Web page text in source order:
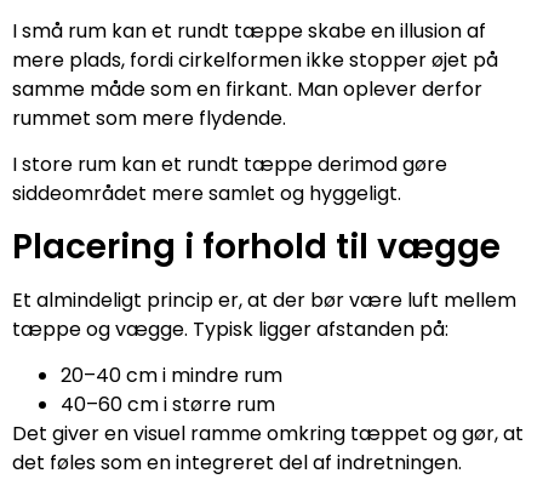
I små rum kan et rundt tæppe skabe en illusion af
mere plads, fordi cirkelformen ikke stopper øjet på
samme måde som en firkant. Man oplever derfor
rummet som mere flydende.
I store rum kan et rundt tæppe derimod gøre
siddeområdet mere samlet og hyggeligt.
Placering i forhold til vægge
Et almindeligt princip er, at der bør være luft mellem
tæppe og vægge. Typisk ligger afstanden på:
20–40 cm i mindre rum
40–60 cm i større rum
Det giver en visuel ramme omkring tæppet og gør, at
det føles som en integreret del af indretningen.